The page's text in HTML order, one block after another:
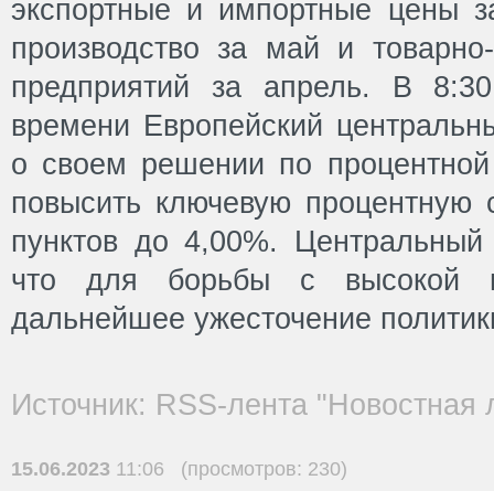
экспортные и импортные цены
производство за май и
предприятий за апрель. В
времени Европейский
о своем решении по
повысить ключевую процентную
пунктов до 4,00%.
что для борьбы с высокой
дальнейшее ужесточение
Источник: RSS-лента "Новостная
15.06.2023 11:06 (просмотров: 230)